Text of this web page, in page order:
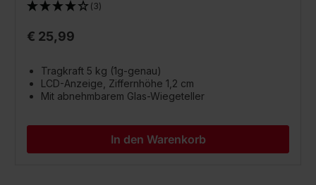
(3)
€ 25,99
Tragkraft 5 kg (1g-genau)
LCD-Anzeige, Ziffernhöhe 1,2 cm
Mit abnehmbarem Glas-Wiegeteller
In den Warenkorb